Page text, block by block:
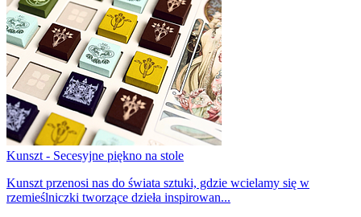
Kunszt - Secesyjne piękno na stole
Kunszt przenosi nas do świata sztuki, gdzie wcielamy się w
rzemieślniczki tworzące dzieła inspirowan...